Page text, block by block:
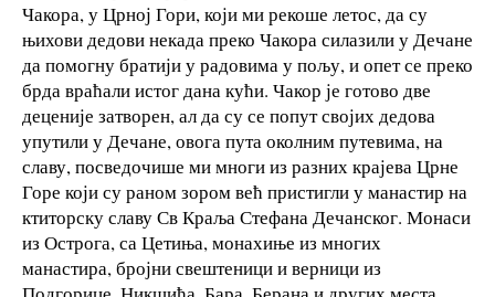
Чакора, у Црној Гори, који ми рекоше летос, да су
њихови дедови некада преко Чакора силазили у Дечане
да помогну братији у радовима у пољу, и опет се преко
брда враћали истог дана кући. Чакор је готово две
деценије затворен, ал да су се попут својих дедова
упутили у Дечане, овога пута околним путевима, на
славу, посведочише ми многи из разних крајева Црне
Горе који су раном зором већ пристигли у манастир на
ктиторску славу Св Краља Стефана Дечанског. Монаси
из Острога, са Цетиња, монахиње из многих
манастира, бројни свештеници и верници из